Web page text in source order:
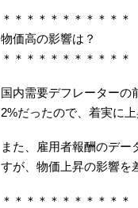
＊＊＊＊＊＊＊＊＊＊＊
物価高の影響は？
＊＊＊＊＊＊＊＊＊＊＊
国内需要デフレーターの
2%だったので、着実に上
また、雇用者報酬のデー
すが、物価上昇の影響を
＊＊＊＊＊＊＊＊＊＊＊